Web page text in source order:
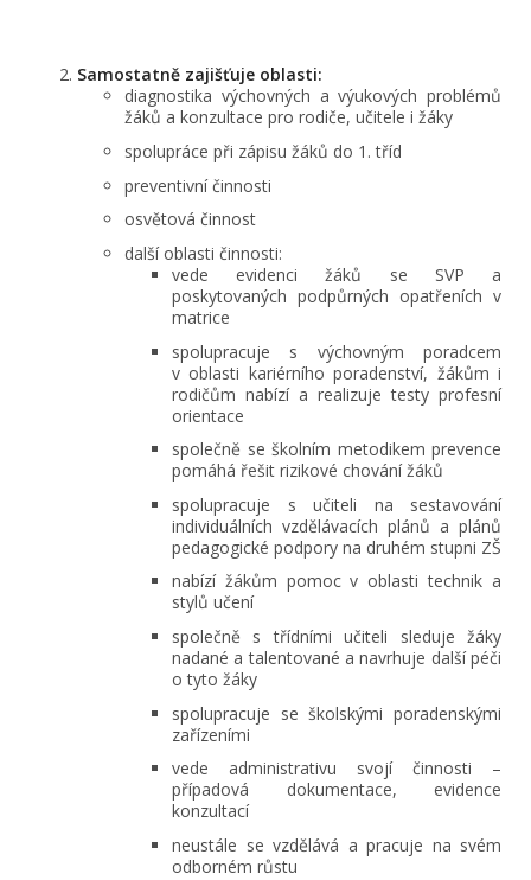
Samostatně zajišťuje oblasti:
diagnostika výchovných a výukových problémů
žáků a konzultace pro rodiče, učitele i žáky
spolupráce při zápisu žáků do 1. tříd
preventivní činnosti
osvětová činnost
další oblasti činnosti:
vede evidenci žáků se SVP a
poskytovaných podpůrných opatřeních v
matrice
spolupracuje s výchovným poradcem
v oblasti kariérního poradenství, žákům i
rodičům nabízí a realizuje testy profesní
orientace
společně se školním metodikem prevence
pomáhá řešit rizikové chování žáků
spolupracuje s učiteli na sestavování
individuálních vzdělávacích plánů a plánů
pedagogické podpory na druhém stupni ZŠ
nabízí žákům pomoc v oblasti technik a
stylů učení
společně s třídními učiteli sleduje žáky
nadané a talentované a navrhuje další péči
o tyto žáky
spolupracuje se školskými poradenskými
zařízeními
vede administrativu svojí činnosti –
případová dokumentace, evidence
konzultací
neustále se vzdělává a pracuje na svém
odborném růstu